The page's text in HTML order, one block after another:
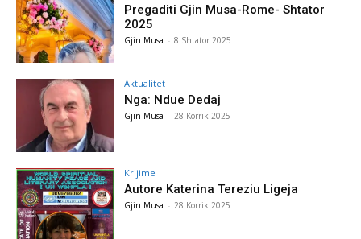
Pregaditi Gjin Musa-Rome- Shtator
2025
Gjin Musa - 8 Shtator 2025
Aktualitet
Nga: Ndue Dedaj
Gjin Musa - 28 Korrik 2025
Krijime
Autore Katerina Tereziu Ligeja
Gjin Musa - 28 Korrik 2025